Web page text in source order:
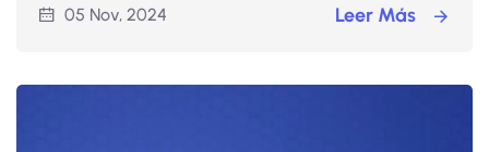
05 Nov, 2024 Leer Más